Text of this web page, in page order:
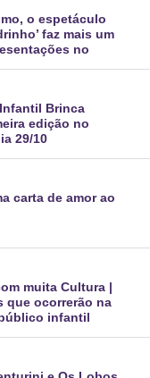
o espetáculo
faz mais um
no
Infantil Brinca
edição no
29/10
carta de amor ao
muita Cultura |
que ocorrerão na
infantil